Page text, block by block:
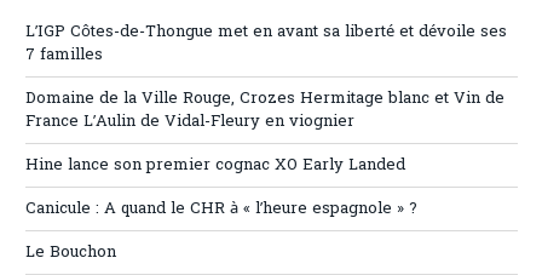
L’IGP Côtes-de-Thongue met en avant sa liberté et dévoile ses
7 familles
Domaine de la Ville Rouge, Crozes Hermitage blanc et Vin de
France L’Aulin de Vidal-Fleury en viognier
Hine lance son premier cognac XO Early Landed
Canicule : A quand le CHR à « l’heure espagnole » ?
Le Bouchon